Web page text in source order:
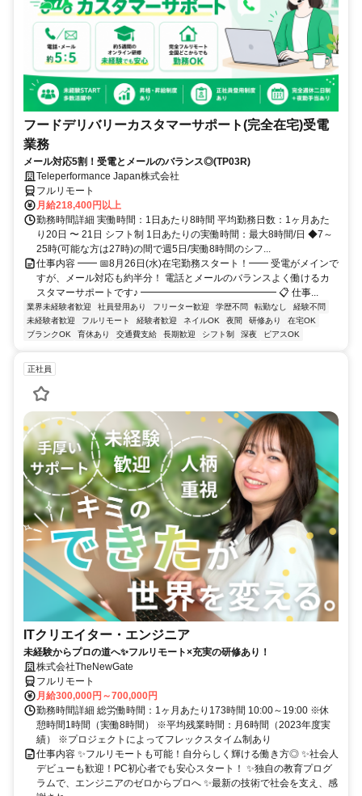
フードデリバリーカスタマーサポート(完全在宅)受電
業務
メール対応5割！受電とメールのバランス◎(TP03R)
Teleperformance Japan株式会社
フルリモート
月給218,400円以上
勤務時間詳細 実働時間：1日あたり8時間 平均勤務日数：1ヶ月あた
り20日 〜 21日 シフト制 1日あたりの実働時間：最大8時間/日 ◆7～
25時(可能な方は27時)の間で週5日/実働8時間のシフ...
仕事内容 ━━ 📅8月26日(水)在宅勤務スタート！━━ 受電がメインで
すが、メール対応も約半分！ 電話とメールのバランスよく働けるカ
スタマーサポートです♪ ━━━━━━━━━━━━━━ 📋 仕事...
業界未経験者歓迎 社員登用あり フリーター歓迎 学歴不問 転勤なし
経験不問
未経験者歓迎
フルリモート 経験者歓迎 ネイルOK 夜間 研修あり
在宅OK
ブランクOK
育休あり 交通費支給 長期歓迎 シフト制 深夜 ピアスOK
正社員
ITクリエイター・エンジニア
未経験からプロの道へ✨フルリモート×充実の研修あり！
株式会社TheNewGate
フルリモート
月給300,000円～700,000円
勤務時間詳細 総労働時間：1ヶ月あたり173時間 10:00～19:00 ※休
憩時間1時間（実働8時間） ※平均残業時間：月6時間（2023年度実
績） ※プロジェクトによってフレックスタイム制あり
仕事内容 ✨フルリモートも可能！自分らしく輝ける働き方◎ ✨社会人
デビューも歓迎！PC初心者でも安心スタート！ ✨独自の教育プログ
ラムで、エンジニアのゼロからプロへ ✨最新の技術で社会を支え、感